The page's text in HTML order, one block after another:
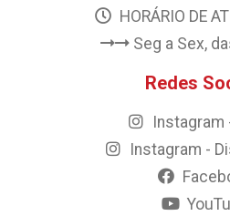
HORÁRIO DE
Seg a Sex,
Redes
Instagram
Instagram -